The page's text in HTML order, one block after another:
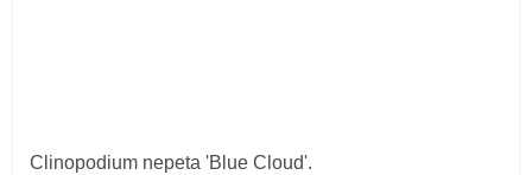
Clinopodium nepeta 'Blue Cloud'.